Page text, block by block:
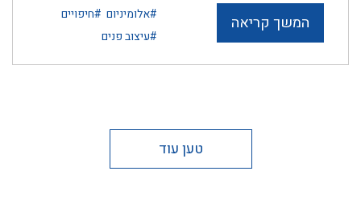
המשך קריאה #אלומיניום #חיפויים
#עיצוב פנים
טען עוד